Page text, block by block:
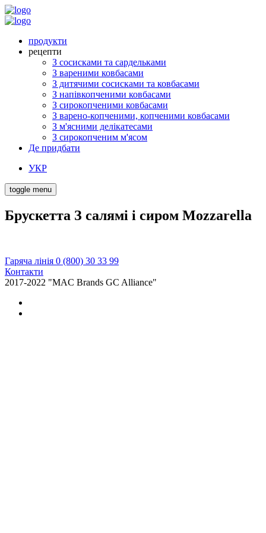
продукти
рецепти
З сосисками та сардельками
З вареними ковбасами
З дитячими сосисками та ковбасами
З напівкопченими ковбасами
З сирокопченими ковбасами
З варено-копченими, копченими ковбасами
З м'ясними делікатесами
З сирокопченим м'ясом
Де придбати
УКР
toggle menu
Брускетта З салямі і сиром Mozzarella
Гаряча лінія 0 (800) 30 33 99
Контакти
2017-2022 "MAC Brands GC Alliance"